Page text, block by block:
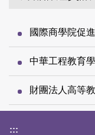
國際商學院促
中華工程教育
財團法人高等
:::